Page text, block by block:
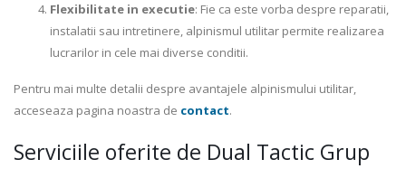
Flexibilitate in executie: Fie ca este vorba despre reparatii,
instalatii sau intretinere, alpinismul utilitar permite realizarea
lucrarilor in cele mai diverse conditii.
Pentru mai multe detalii despre avantajele alpinismului utilitar,
acceseaza pagina noastra de contact.
Serviciile oferite de Dual Tactic Grup